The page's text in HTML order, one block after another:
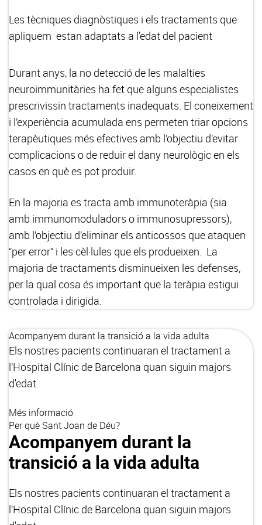
Les tècniques diagnòstiques i els tractaments que
apliquem estan adaptats a l'edat del pacient
Durant anys, la no detecció de les malalties
neuroimmunitàries ha fet que alguns especialistes
prescrivissin tractaments inadequats. El coneixement
i l’experiència acumulada ens permeten triar opcions
terapèutiques més efectives amb l’objectiu d’evitar
complicacions o de reduir el dany neurològic en els
casos en què es pot produir.
En la majoria es tracta amb immunoteràpia (sia
amb immunomoduladors o immunosupressors),
amb l’objectiu d’eliminar els anticossos que ataquen
“per error” i les cèl·lules que els produeixen. La
majoria de tractaments disminueixen les defenses,
per la qual cosa és important que la teràpia estigui
controlada i dirigida.
Acompanyem durant la transició a la vida adulta
Els nostres pacients continuaran el tractament a
l’Hospital Clínic de Barcelona quan siguin majors
d'edat.
Més informació
Per què Sant Joan de Déu?
Acompanyem durant la
transició a la vida adulta
Els nostres pacients continuaran el tractament a
l’Hospital Clínic de Barcelona quan siguin majors